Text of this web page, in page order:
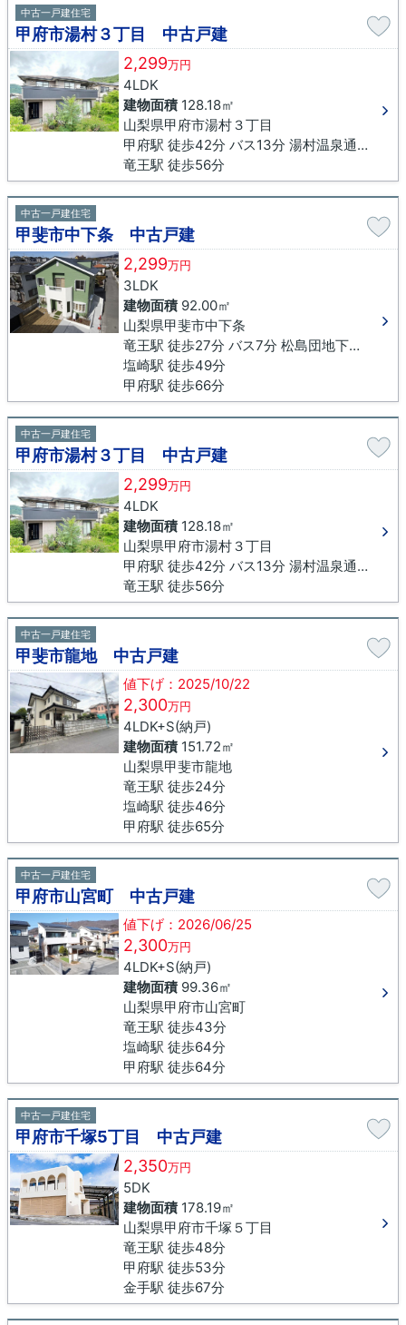
中古一戸建住宅
甲府市湯村３丁目 中古戸建
2,299万円
4LDK
建物面積128.18㎡
山梨県甲府市湯村３丁目
甲府駅 徒歩42分 バス13分 湯村温泉通り下車 徒歩3分
竜王駅 徒歩56分
中古一戸建住宅
甲斐市中下条 中古戸建
2,299万円
3LDK
建物面積92.00㎡
山梨県甲斐市中下条
竜王駅 徒歩27分 バス7分 松島団地下車 徒歩3分
塩崎駅 徒歩49分
甲府駅 徒歩66分
中古一戸建住宅
甲府市湯村３丁目 中古戸建
2,299万円
4LDK
建物面積128.18㎡
山梨県甲府市湯村３丁目
甲府駅 徒歩42分 バス13分 湯村温泉通り下車 徒歩3分
竜王駅 徒歩56分
中古一戸建住宅
甲斐市龍地 中古戸建
値下げ：2025/10/22
2,300万円
4LDK+S(納戸)
建物面積151.72㎡
山梨県甲斐市龍地
竜王駅 徒歩24分
塩崎駅 徒歩46分
甲府駅 徒歩65分
中古一戸建住宅
甲府市山宮町 中古戸建
値下げ：2026/06/25
2,300万円
4LDK+S(納戸)
建物面積99.36㎡
山梨県甲府市山宮町
竜王駅 徒歩43分
塩崎駅 徒歩64分
甲府駅 徒歩64分
中古一戸建住宅
甲府市千塚5丁目 中古戸建
2,350万円
5DK
建物面積178.19㎡
山梨県甲府市千塚５丁目
竜王駅 徒歩48分
甲府駅 徒歩53分
金手駅 徒歩67分